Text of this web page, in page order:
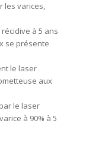
les varices,
à 5 ans
se présente
le laser
aux
le laser
à 90% à 5